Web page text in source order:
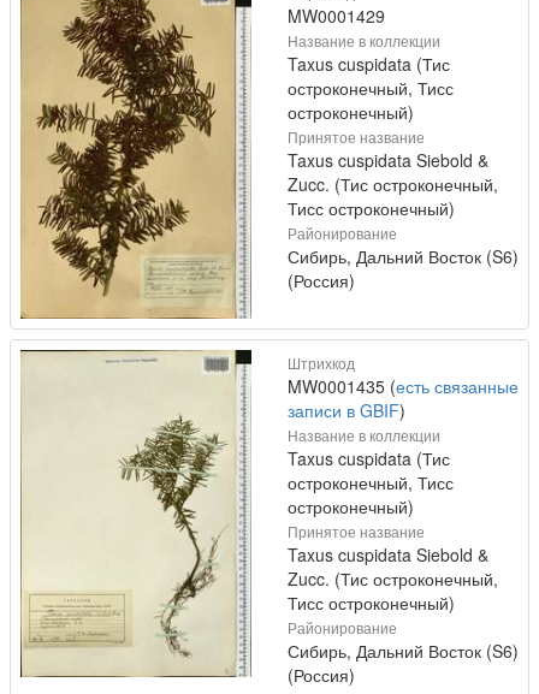
MW0001429
Название в коллекции
Taxus cuspidata (Тис
остроконечный, Тисс
остроконечный)
Принятое название
Taxus cuspidata Siebold &
Zucc. (Тис остроконечный,
Тисс остроконечный)
Районирование
Сибирь, Дальний Восток (S6)
(Россия)
Штрихкод
MW0001435 (есть связанные
записи в GBIF)
Название в коллекции
Taxus cuspidata (Тис
остроконечный, Тисс
остроконечный)
Принятое название
Taxus cuspidata Siebold &
Zucc. (Тис остроконечный,
Тисс остроконечный)
Районирование
Сибирь, Дальний Восток (S6)
(Россия)